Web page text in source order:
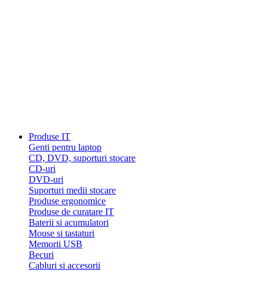
Produse IT
Genti pentru laptop
CD, DVD, suporturi stocare
CD-uri
DVD-uri
Suporturi medii stocare
Produse ergonomice
Produse de curatare IT
Baterii si acumulatori
Mouse si tastaturi
Memorii USB
Becuri
Cabluri si accesorii